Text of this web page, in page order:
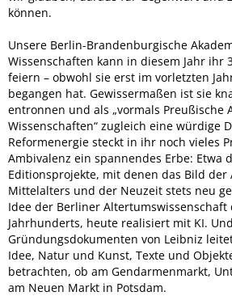
können.
Unsere Berlin-Brandenburgische
Wissenschaften kann in diesem Jahr ihr
feiern – obwohl sie erst im vorletzten
begangen hat. Gewissermaßen ist sie
entronnen und als „vormals Preußische
Wissenschaften“ zugleich eine würdige
Reformenergie steckt in ihr noch vieles
Ambivalenz ein spannendes Erbe: Etwa
Editionsprojekte, mit denen das Bild der
Mittelalters und der Neuzeit stets neu
Idee der Berliner Altertumswissenschaft
Jahrhunderts, heute realisiert mit KI.
Gründungsdokumenten von Leibniz
Idee, Natur und Kunst, Texte und
betrachten, ob am Gendarmenmarkt,
am Neuen Markt in Potsdam.